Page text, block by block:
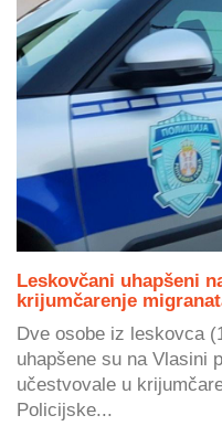
Leskovčani uhapšeni
krijumčarenje
Dve osobe iz leskovca
uhapšene su na Vlasini
učestvovale u
Policijske...